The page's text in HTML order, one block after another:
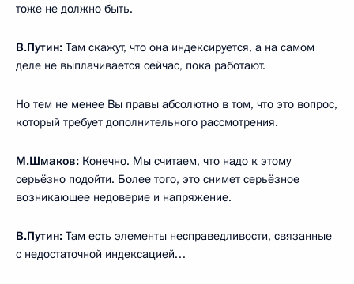
тоже не должно быть.
В.Путин: Там скажут, что она индексируется, а на самом
деле не выплачивается сейчас, пока работают.
Но тем не менее Вы правы абсолютно в том, что это вопрос,
который требует дополнительного рассмотрения.
М.Шмаков: Конечно. Мы считаем, что надо к этому
серьёзно подойти. Более того, это снимет серьёзное
возникающее недоверие и напряжение.
В.Путин: Там есть элементы несправедливости, связанные
с недостаточной индексацией…